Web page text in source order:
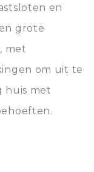
en
grote
met
om uit te
huis met